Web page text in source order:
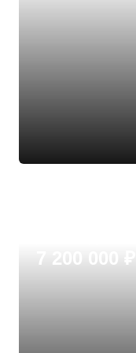
7 200 000 ₽